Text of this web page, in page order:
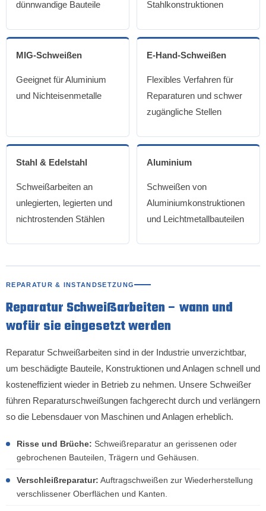
dünnwandige Bauteile
Stahlkonstruktionen
MIG-Schweißen
Geeignet für Aluminium
und Nichteisenmetalle
E-Hand-Schweißen
Flexibles Verfahren für
Reparaturen und schwer
zugängliche Stellen
Stahl & Edelstahl
Schweißarbeiten an
unlegierten, legierten und
nichtrostenden Stählen
Aluminium
Schweißen von
Aluminiumkonstruktionen
und Leichtmetallbauteilen
REPARATUR & INSTANDSETZUNG
Reparatur Schweißarbeiten – wann und
wofür sie eingesetzt werden
Reparatur Schweißarbeiten sind in der Industrie unverzichtbar,
um beschädigte Bauteile, Konstruktionen und Anlagen schnell und
kosteneffizient wieder in Betrieb zu nehmen. Unsere Schweißer
führen Reparaturschweißungen fachgerecht durch und verlängern
so die Lebensdauer von Maschinen und Anlagen erheblich.
Risse und Brüche: Schweißreparatur an gerissenen oder
gebrochenen Bauteilen, Trägern und Gehäusen.
Verschleißreparatur: Auftragschweißen zur Wiederherstellung
verschlissener Oberflächen und Kanten.